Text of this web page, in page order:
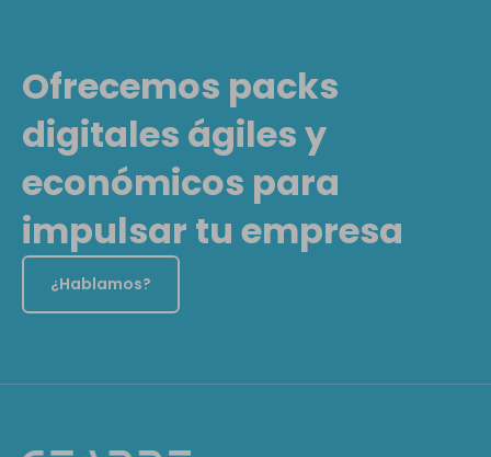
Ofrecemos packs
digitales ágiles y
económicos para
impulsar tu empresa
¿Hablamos?